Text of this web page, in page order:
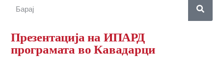
Презентација на ИПАРД
програмата во Кавадарци